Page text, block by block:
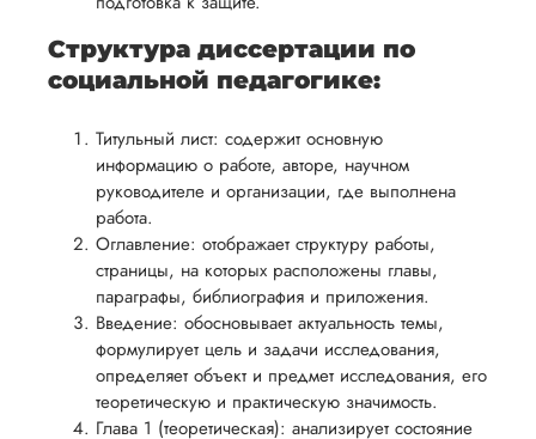
помочь
вам
успешно
процесс
защиты
научной
работы.
для вас,
в
разумные
сроки
после
утверждения
запроса
возврат.
Структура диссертации по
социальной педагогике:
Титульный лист: содержит основную
информацию о работе, авторе, научном
руководителе и организации, где выполнена
работа.
Оглавление: отображает структуру работы,
страницы, на которых расположены главы,
параграфы, библиография и приложения.
Введение: обосновывает актуальность темы,
формулирует цель и задачи исследования,
определяет объект и предмет исследования, его
теоретическую и практическую значимость.
Глава 1 (теоретическая): анализирует состояние